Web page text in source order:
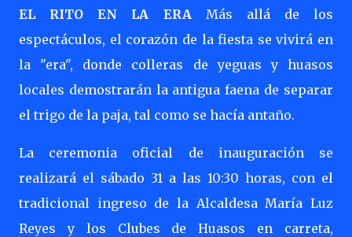
EL RITO EN LA ERAMás allá de los
espectáculos, el corazón de la fiesta se vivirá en
la "era", donde colleras de yeguas y huasos
locales demostrarán la antigua faena de separar
el trigo de la paja, tal como se hacía antaño.
La ceremonia oficial de inauguración se
realizará el sábado 31 a las 10:30 horas, con el
tradicional ingreso de la Alcaldesa María Luz
Reyes y los Clubes de Huasos en carreta,